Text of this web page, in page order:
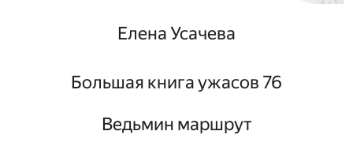
Елена Усачева
Большая книга ужасов 76
Ведьмин маршрут